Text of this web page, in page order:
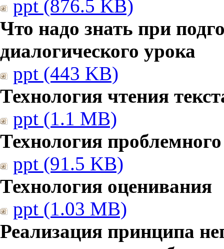
ppt (876.5 KB)
Что надо знать при
диалогического урока
ppt (443 KB)
Технология чтения
ppt (1.1 MB)
Технология
ppt (91.5 KB)
Технология оценивания
ppt (1.03 MB)
Реализация принципа